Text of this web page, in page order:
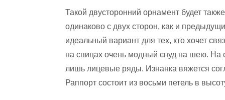
Такой двусторонний орнамент будет
одинаково с двух сторон, как и
идеальный вариант для тех, кто хочет
на спицах очень модный снуд на шею. На
лишь лицевые ряды. Изнанка вяжется
Раппорт состоит из восьми петель в